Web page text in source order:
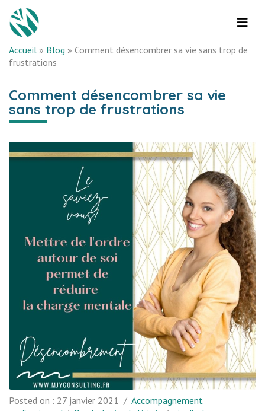
Accueil » Blog » Comment désencombrer sa vie sans trop de
frustrations
Comment désencombrer sa vie
sans trop de frustrations
Posted on : 27 janvier 2021 / Accompagnement